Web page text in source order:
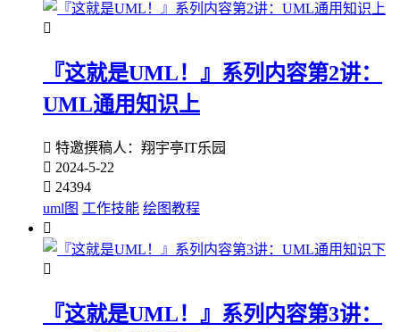

『这就是UML！』系列内容第2讲：
UML通用知识上
 特邀撰稿人：翔宇亭IT乐园
 2024-5-22
 24394
uml图 工作技能 绘图教程


『这就是UML！』系列内容第3讲：